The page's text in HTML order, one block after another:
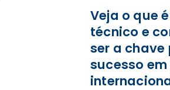
Veja o que
técnico e
ser a chave
sucesso